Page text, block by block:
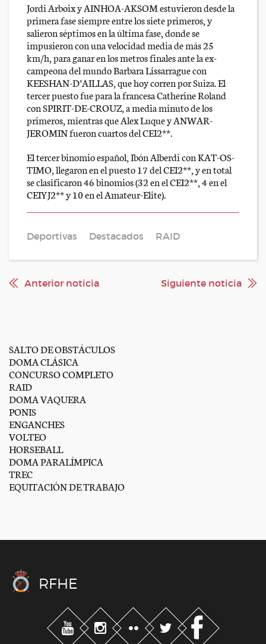
Jordi Arboix y AINHOA-AKSOM estuvieron desde la
primera fase siempre entre los siete primeros, y
salieron séptimos en la última fase, donde se
impusieron con una velocidad media de más 25
km/h, para ganar en los metros finales ante la ex-
campeona del mundo Barbara Lissarrague con
KEESHAN-D’AILLAS, que hoy corren por Suiza. El
tercer puesto fue para la francesa Catherine Roland
con SPIRIT-DE-CROUZ, a media minuto de los
primeros, mientras que Alex Luque y ANWAR-
JEROMIN fueron cuartos del CEI2**.
El tercer binomio español, Ibón Alberdi con KAT-OS-
TIMO, llegaron en el puesto 17 del CEI2**, y en total
se clasificaron 46 binomios (32 en el CEI2**, 4 en el
CEIYJ2** y 10 en el Amateur-Elite).
Deportivas Destacados RAID
Anterior noticia Siguiente noticia
SALTO DE OBSTÁCULOS
DOMA CLÁSICA
CONCURSO COMPLETO
RAID
DOMA VAQUERA
PONIS
ENGANCHES
VOLTEO
HORSEBALL
DOMA PARALÍMPICA
TREC
EQUITACIÓN DE TRABAJO
RFHE